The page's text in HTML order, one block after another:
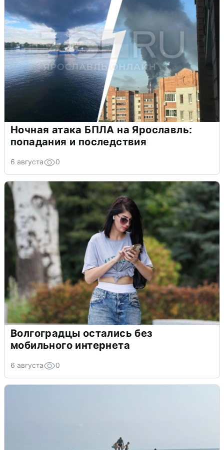
Ночная атака БПЛА на Ярославль:
попадания и последствия
6 августа 0
Волгоградцы остались без
мобильного интернета
6 августа 0